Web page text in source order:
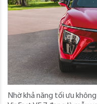
Nhờ khả năng tối ưu